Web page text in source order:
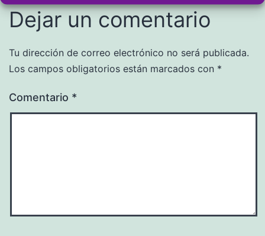
Dejar un comentario
Tu dirección de correo electrónico no será publicada.
Los campos obligatorios están marcados con *
Comentario *